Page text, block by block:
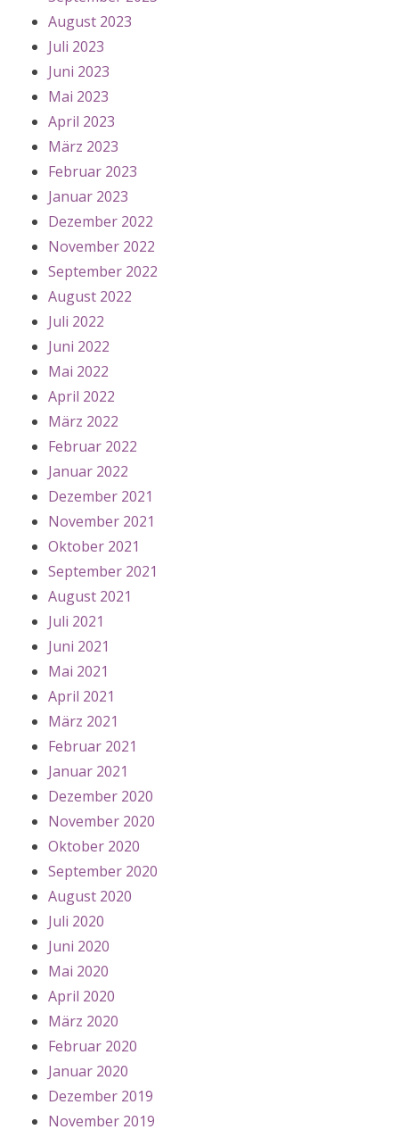
August 2023
Juli 2023
Juni 2023
Mai 2023
April 2023
März 2023
Februar 2023
Januar 2023
Dezember 2022
November 2022
September 2022
August 2022
Juli 2022
Juni 2022
Mai 2022
April 2022
März 2022
Februar 2022
Januar 2022
Dezember 2021
November 2021
Oktober 2021
September 2021
August 2021
Juli 2021
Juni 2021
Mai 2021
April 2021
März 2021
Februar 2021
Januar 2021
Dezember 2020
November 2020
Oktober 2020
September 2020
August 2020
Juli 2020
Juni 2020
Mai 2020
April 2020
März 2020
Februar 2020
Januar 2020
Dezember 2019
November 2019